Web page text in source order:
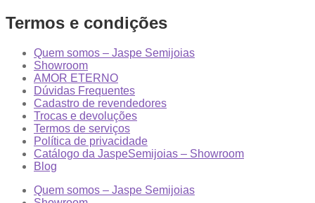
Termos e condições
Quem somos – Jaspe Semijoias
Showroom
AMOR ETERNO
Dúvidas Frequentes
Cadastro de revendedores
Trocas e devoluções
Termos de serviços
Política de privacidade
Catálogo da JaspeSemijoias – Showroom
Blog
Quem somos – Jaspe Semijoias